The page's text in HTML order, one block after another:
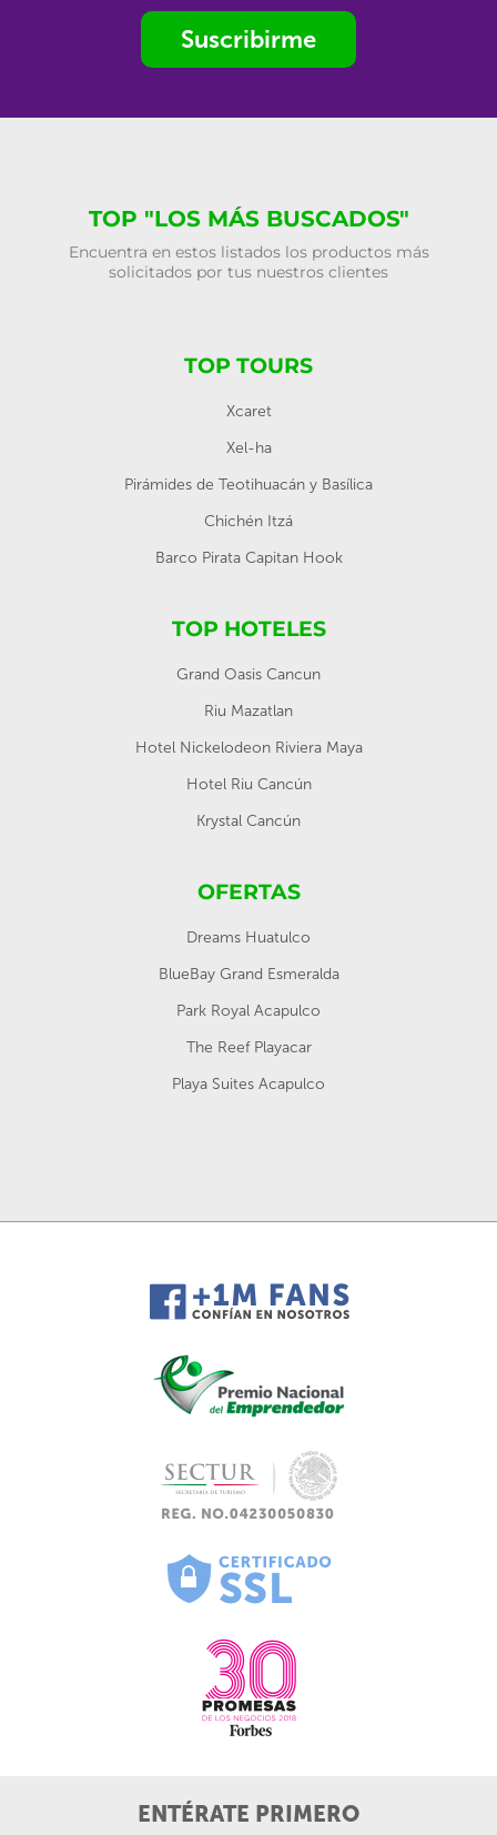
Suscribirme
TOP "LOS MÁS BUSCADOS"
Encuentra en estos listados los productos más
solicitados por tus nuestros clientes
TOP TOURS
Xcaret
Xel-ha
Pirámides de Teotihuacán y Basílica
Chichén Itzá
Barco Pirata Capitan Hook
TOP HOTELES
Grand Oasis Cancun
Riu Mazatlan
Hotel Nickelodeon Riviera Maya
Hotel Riu Cancún
Krystal Cancún
OFERTAS
Dreams Huatulco
BlueBay Grand Esmeralda
Park Royal Acapulco
The Reef Playacar
Playa Suites Acapulco
ENTÉRATE PRIMERO